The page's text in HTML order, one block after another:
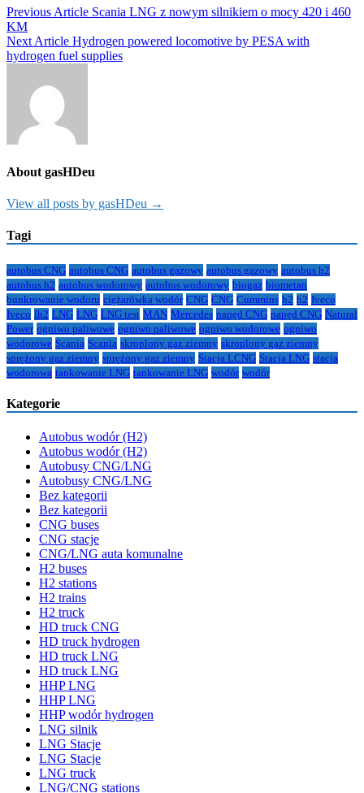
Nawigacja
wpisu
Previous Article Scania LNG z nowym silnikiem o mocy 420 i 460
KM
Next Article Hydrogen powered locomotive by PESA with
hydrogen fuel supplies
About gasHDeu
View all posts by gasHDeu →
Tagi
autobus CNG autobus CNG autobus gazowy autobus gazowy autobus h2
autobus h2 autobus wodorowy autobus wodorowy biogaz biometan
bunkrowanie wodoru ciężarówka wodór CNG CNG Cummins h2 h2 Iveco
Iveco lh2 LNG LNG LNG test MAN Mercedes napęd CNG napęd CNG Natural
Power ogniwo paliwowe ogniwo paliwowe ogniwo wodorowe ogniwo
wodorowe Scania Scania skroplony gaz ziemny skroplony gaz ziemny
sprężony gaz ziemny sprężony gaz ziemny Stacja LCNG Stacja LNG stacja
wodorowa tankowanie LNG tankowanie LNG wodór wodór
Kategorie
Autobus wodór (H2)
Autobus wodór (H2)
Autobusy CNG/LNG
Autobusy CNG/LNG
Bez kategorii
Bez kategorii
CNG buses
CNG stacje
CNG/LNG auta komunalne
H2 buses
H2 stations
H2 trains
H2 truck
HD truck CNG
HD truck hydrogen
HD truck LNG
HD truck LNG
HHP LNG
HHP LNG
HHP wodór hydrogen
LNG silnik
LNG Stacje
LNG Stacje
LNG truck
LNG/CNG stations